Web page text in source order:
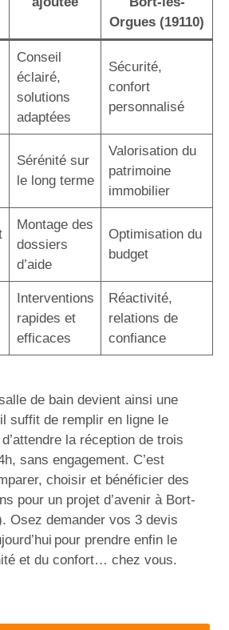
Orgues (19110)
Conseil
éclairé,
solutions
adaptées
Sécurité,
confort
personnalisé
Sérénité sur
le long terme
Valorisation du
patrimoine
immobilier
Montage des
dossiers
d’aide
Optimisation du
budget
Interventions
rapides et
efficaces
Réactivité,
relations de
confiance
de bain devient ainsi une
suffit de remplir en ligne le
la réception de trois
sans engagement. C’est
choisir et bénéficier des
pour un projet d’avenir à Bort-
Osez demander vos 3 devis
pour prendre enfin le
et du confort… chez vous.